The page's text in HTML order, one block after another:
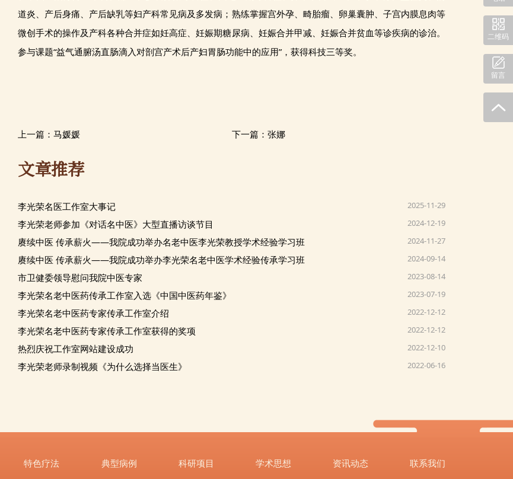
道炎、产后身痛、产后缺乳等妇产科常见病及多发病；熟练掌握宫外孕、畸胎瘤、卵巢囊肿、子宫内膜息肉等
微创手术的操作及产科各种合并症如妊高症、妊娠期糖尿病、妊娠合并甲减、妊娠合并贫血等诊疾病的诊治。
参与课题“益气通腑汤直肠滴入对剖宫产术后产妇胃肠功能中的应用”，获得科技三等奖。
上一篇： 马媛媛 下一篇： 张娜
文章推荐
李光荣名医工作室大事记 2025-11-29
李光荣老师参加《对话名中医》大型直播访谈节目 2024-12-19
赓续中医 传承薪火——我院成功举办名老中医李光荣教授学术经验学习班 2024-11-27
赓续中医 传承薪火——我院成功举办李光荣名老中医学术经验传承学习班 2024-09-14
市卫健委领导慰问我院中医专家 2023-08-14
李光荣名老中医药传承工作室入选《中国中医药年鉴》 2023-07-19
李光荣名老中医药专家传承工作室介绍 2022-12-12
李光荣名老中医药专家传承工作室获得的奖项 2022-12-12
热烈庆祝工作室网站建设成功 2022-12-10
李光荣老师录制视频《为什么选择当医生》 2022-06-16
特色疗法 典型病例 科研项目 学术思想 资讯动态 联系我们
二维码
留言